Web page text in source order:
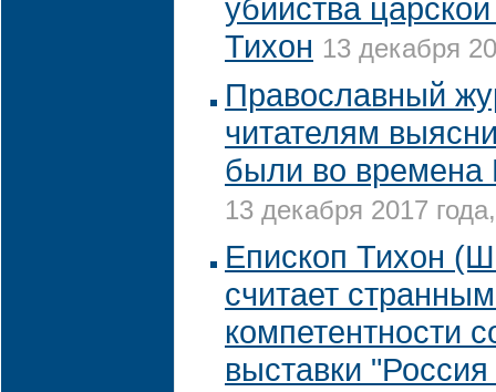
убийства
Тихон 13 декабря
Православный
читателям
были во времена
13 декабря 2017
Епископ Тихон
считает
компетентности
выставки